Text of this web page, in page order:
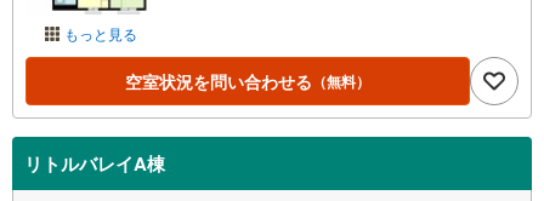
もっと見る
空室状況を問い合わせる （無料）
リトルバレイA棟